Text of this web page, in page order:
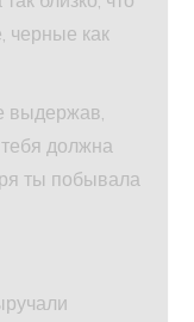
черные как
выдержав,
должна
ты побывала